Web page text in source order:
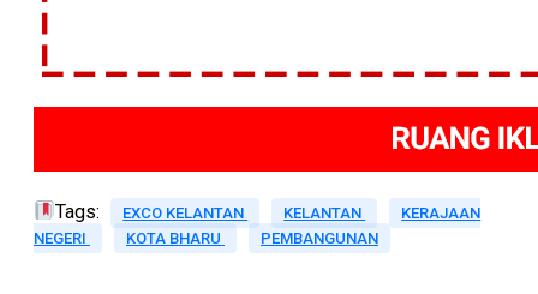
Tags: EXCO KELANTAN KELANTAN
KERAJAAN
NEGERI
KOTA BHARU PEMBANGUNAN